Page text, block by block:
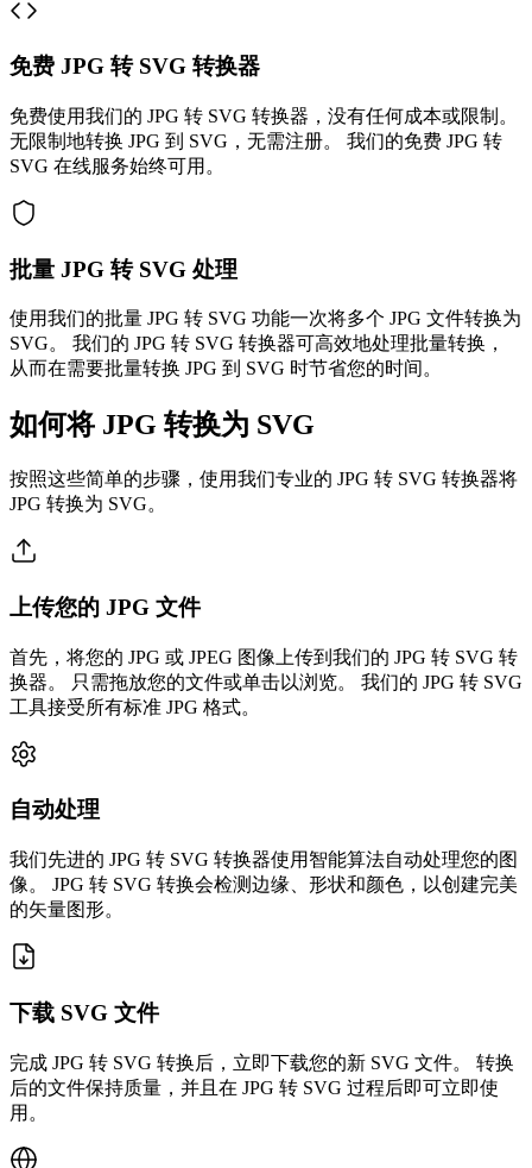
免费 JPG 转 SVG 转换器
免费使用我们的 JPG 转 SVG 转换器，没有任何成本或限制。
无限制地转换 JPG 到 SVG，无需注册。 我们的免费 JPG 转
SVG 在线服务始终可用。
批量 JPG 转 SVG 处理
使用我们的批量 JPG 转 SVG 功能一次将多个 JPG 文件转换为
SVG。 我们的 JPG 转 SVG 转换器可高效地处理批量转换，
从而在需要批量转换 JPG 到 SVG 时节省您的时间。
如何将 JPG 转换为 SVG
按照这些简单的步骤，使用我们专业的 JPG 转 SVG 转换器将
JPG 转换为 SVG。
上传您的 JPG 文件
首先，将您的 JPG 或 JPEG 图像上传到我们的 JPG 转 SVG 转
换器。 只需拖放您的文件或单击以浏览。 我们的 JPG 转 SVG
工具接受所有标准 JPG 格式。
自动处理
我们先进的 JPG 转 SVG 转换器使用智能算法自动处理您的图
像。 JPG 转 SVG 转换会检测边缘、形状和颜色，以创建完美
的矢量图形。
下载 SVG 文件
完成 JPG 转 SVG 转换后，立即下载您的新 SVG 文件。 转换
后的文件保持质量，并且在 JPG 转 SVG 过程后即可立即使
用。